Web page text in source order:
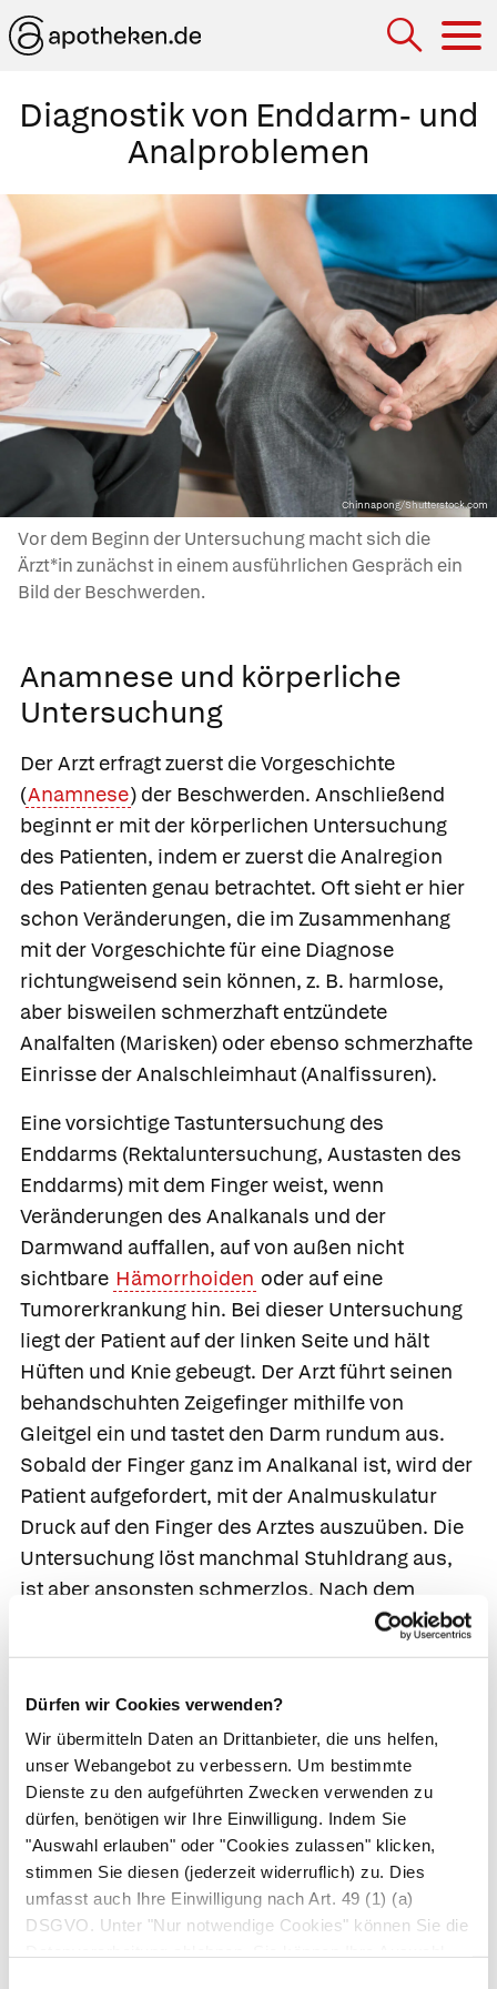
Dürfen wir Cookies verwenden?
Wir übermitteln Daten an Drittanbieter, die uns helfen,
unser Webangebot zu verbessern. Um bestimmte
Dienste zu den aufgeführten Zwecken verwenden zu
dürfen, benötigen wir Ihre Einwilligung. Indem Sie
"Auswahl erlauben" oder "Cookies zulassen" klicken,
stimmen Sie diesen (jederzeit widerruflich) zu. Dies
umfasst auch Ihre Einwilligung nach Art. 49 (1) (a)
DSGVO. Unter "Nur notwendige Cookies" können Sie die
Diagnostik von Enddarm- und
Analproblemen
Chinnapong/Shutterstock.com
Vor dem Beginn der Untersuchung macht sich die
Ärzt*in zunächst in einem ausführlichen Gespräch ein
Bild der Beschwerden.
Anamnese und körperliche
Untersuchung
Der Arzt erfragt zuerst die Vorgeschichte
(Anamnese) der Beschwerden. Anschließend
beginnt er mit der körperlichen Untersuchung
des Patienten, indem er zuerst die Analregion
des Patienten genau betrachtet. Oft sieht er hier
schon Veränderungen, die im Zusammenhang
mit der Vorgeschichte für eine Diagnose
richtungweisend sein können, z. B. harmlose,
aber bisweilen schmerzhaft entzündete
Analfalten (Marisken) oder ebenso schmerzhafte
Einrisse der Analschleimhaut (Analfissuren).
Eine vorsichtigeTastuntersuchung des
Enddarms (Rektaluntersuchung, Austasten des
Enddarms) mit dem Finger weist, wenn
Veränderungen des Analkanals und der
Darmwand auffallen, auf von außen nicht
sichtbare Hämorrhoiden oder auf eine
Tumorerkrankung hin. Bei dieser Untersuchung
liegt der Patient auf der linken Seite und hält
Hüften und Knie gebeugt. Der Arzt führt seinen
behandschuhten Zeigefinger mithilfe von
Gleitgel ein und tastet den Darm rundum aus.
Sobald der Finger ganz im Analkanal ist, wird der
Patient aufgefordert, mit der Analmuskulatur
Druck auf den Finger des Arztes auszuüben. Die
Untersuchung löst manchmal Stuhldrang aus,
ist aber ansonsten schmerzlos. Nach dem
Herausziehen des Fingers kontrolliert der Arzt
den Handschuh auf eventuelle Auflagerungen
Links: Analfalten (Marisken) entdeckt der Arzt schon bei
der Inspektion des Anus. Sie sind harmlos, können